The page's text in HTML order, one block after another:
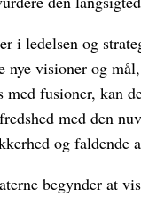
i ledelsen og
nye visioner og
fusioner, kan
med den
og faldende
begynder at